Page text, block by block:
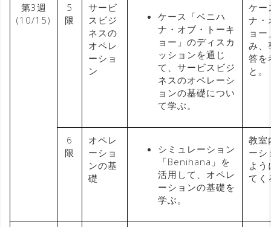
第3週
(10/15)
5
限
サービ
スビジ
ネスの
オペレ
ーショ
ン
ケース「ベニハ
ナ・オブ・トーキ
ョー」のディスカ
ッションを通じ
て、サービスビジ
ネスのオペレーシ
ョンの基礎につい
て学ぶ。
ケー
ナ・
ョ
み、
答を
と。
6
限
オペレ
ーショ
ンの基
礎
シミュレーション
「Benihana」を
活用して、オペレ
ーションの基礎を
学ぶ。
教室
ーシ
よう
てく